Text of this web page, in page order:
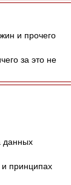
и прочего
за это не
данных
принципах